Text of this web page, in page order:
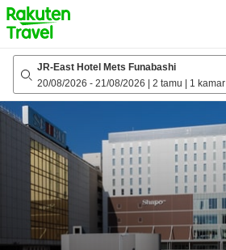
to
top
page
JR-East Hotel Mets Funabashi
20/08/2026 - 21/08/2026 2 tamu 1 kamar